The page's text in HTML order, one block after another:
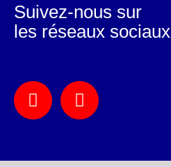
Suivez-nous sur
les réseaux sociaux